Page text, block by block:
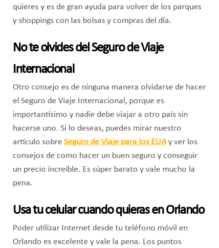
quieres y es de gran ayuda para volver de los parques
y shoppings con las bolsas y compras del día.
No te olvides del Seguro de Viaje
Internacional
Otro consejo es de ninguna manera olvidarse de hacer
el Seguro de Viaje Internacional, porque es
importantísimo y nadie debe viajar a otro país sin
hacerse uno. Si lo deseas, puedes mirar nuestro
artículo sobre Seguro de Viaje para los EUAy ver los
consejos de como hacer un buen seguro y conseguir
un precio increíble. Es súper barato y vale mucho la
pena.
Usa tu celular cuando quieras en Orlando
Poder utilizar Internet desde tu teléfono móvil en
Orlando es excelente y vale la pena. Los puntos